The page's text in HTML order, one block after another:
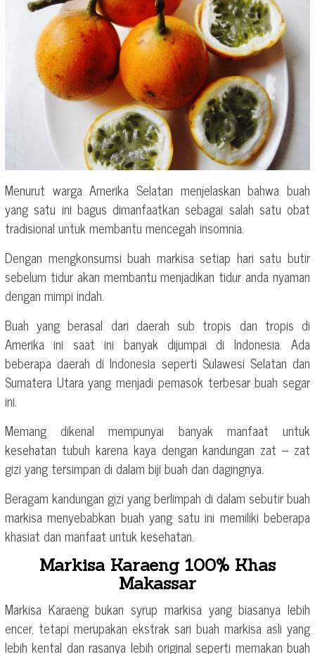
Menurut warga Amerika Selatan menjelaskan bahwa buah
yang satu ini bagus dimanfaatkan sebagai salah satu obat
tradisional untuk membantu mencegah insomnia.
Dengan mengkonsumsi buah markisa setiap hari satu butir
sebelum tidur akan membantu menjadikan tidur anda nyaman
dengan mimpi indah.
Buah yang berasal dari daerah sub tropis dan tropis di
Amerika ini saat ini banyak dijumpai di Indonesia. Ada
beberapa daerah di Indonesia seperti Sulawesi Selatan dan
Sumatera Utara yang menjadi pemasok terbesar buah segar
ini.
Memang dikenal mempunyai banyak manfaat untuk
kesehatan tubuh karena kaya dengan kandungan zat – zat
gizi yang tersimpan di dalam biji buah dan dagingnya.
Beragam kandungan gizi yang berlimpah di dalam sebutir buah
markisa menyebabkan buah yang satu ini memiliki beberapa
khasiat dan manfaat untuk kesehatan.
Markisa Karaeng 100% Khas
Makassar
Markisa Karaeng bukan syrup markisa yang biasanya lebih
encer, tetapi merupakan ekstrak sari buah markisa asli yang
lebih kental dan rasanya lebih original seperti memakan buah